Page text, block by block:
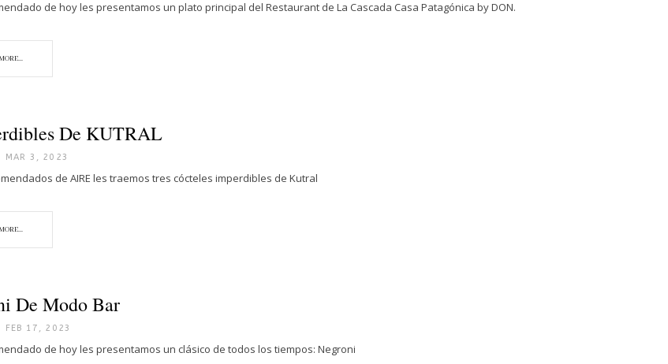
de hoy les presentamos un plato principal del Restaurant de La Cascada Casa Patagónica by DON.
De KUTRAL
MAR 3, 2023
de AIRE les traemos tres cócteles imperdibles de Kutral
De Modo Bar
FEB 17, 2023
de hoy les presentamos un clásico de todos los tiempos: Negroni